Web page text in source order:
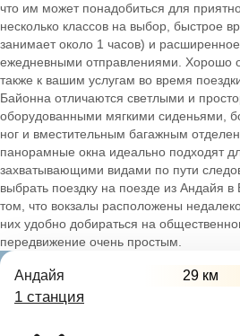
что им может понадобиться для
несколько классов на выбор, быстрое
занимает около 1 часов) и
ежедневными отправлениями. Хорошо
также к вашим услугам во время
Байонна отличаются светлыми и
оборудованными мягкими сиденьями,
ног и вместительным багажным
панорамные окна идеально подходят
захватывающими видами по пути
выбрать поездку на поезде из Андайя
том, что вокзалы расположены
них удобно добираться на
передвижение очень простым.
Андайя 29 км
1 станция